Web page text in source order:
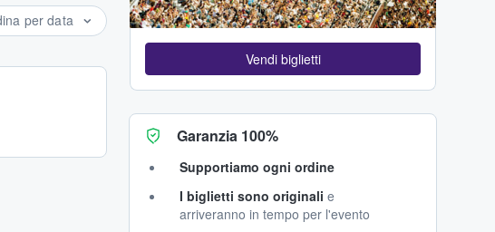
per data
Vendi biglietti
Garanzia 100%
Supportiamo ogni ordine
I biglietti sono originali e
arriveranno in tempo per l'evento